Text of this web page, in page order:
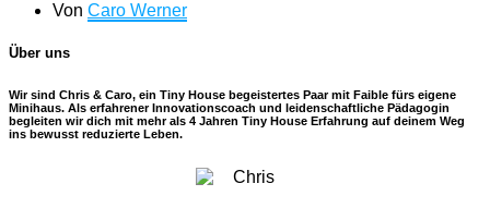
Von Caro Werner
Über uns
Wir sind Chris & Caro, ein Tiny House begeistertes Paar mit Faible fürs eigene
Minihaus. Als erfahrener Innovationscoach und leidenschaftliche Pädagogin
begleiten wir dich mit mehr als 4 Jahren Tiny House Erfahrung auf deinem Weg
ins bewusst reduzierte Leben.